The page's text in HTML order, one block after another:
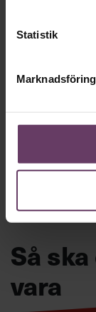
Statistik
Marknadsföring
Delta i
Så
vara